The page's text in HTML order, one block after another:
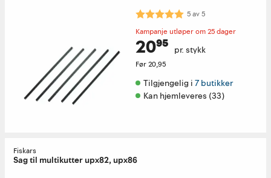
Karakter: 5.0 av 5 mulige
5av5
Kampanje utløper om 25 dager
20⁹⁵ pr. stykk
Før20,95
Tilgjengelig i 7 butikker
Kan hjemleveres (33)
Fiskars
Sag til multikutter upx82, upx86